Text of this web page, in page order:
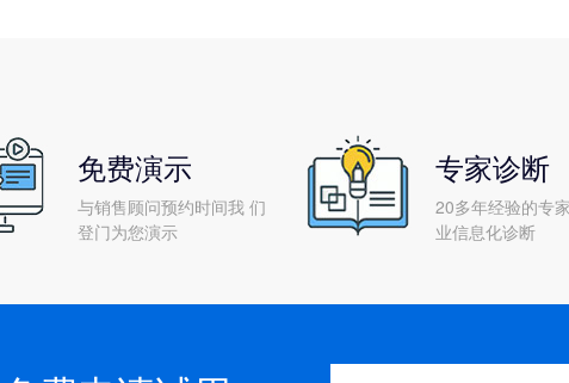
免费演示
与销售顾问预约时间我 们
登门为您演示
专家诊断
20多年经验的专
业信息化诊断